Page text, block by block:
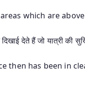
which are
देते हैं जो यात्री की
then has been in